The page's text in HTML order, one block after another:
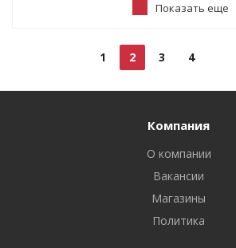
Показать еще
1 2 3 4
Компания
О компании
Вакансии
Магазины
Политика